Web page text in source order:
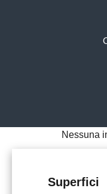
Nessuna
Superfici